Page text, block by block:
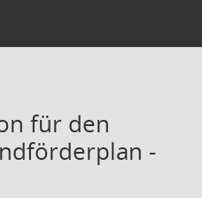
für den
-